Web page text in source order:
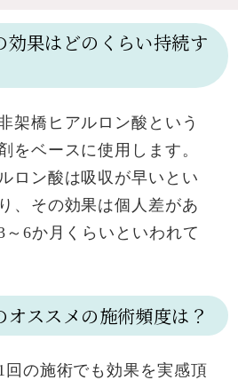
効果はどのくらい持続す
架橋ヒアルロン酸という
をベースに使用します。
ロン酸は吸収が早いとい
、その効果は個人差があ
～6か月くらいといわれて
オススメの施術頻度は？
回の施術でも効果を実感頂